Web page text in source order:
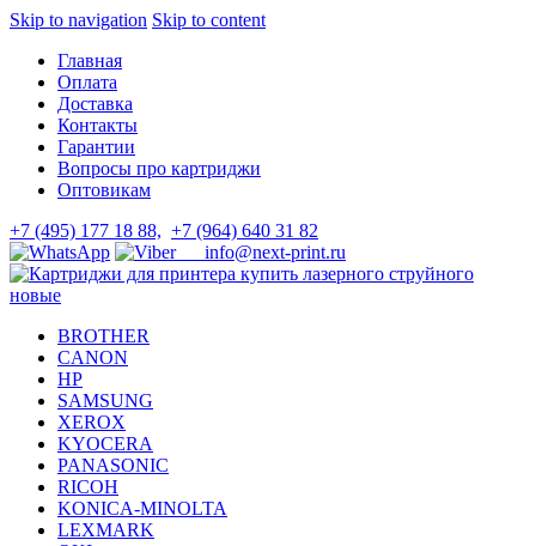
Skip to navigation Skip to content
Главная
Оплата
Доставка
Контакты
Гарантии
Вопросы про картриджи
Оптовикам
+7 (495) 177 18 88, +7 (964) 640 31 82
info@next-print.ru
BROTHER
CANON
HP
SAMSUNG
XEROX
KYOCERA
PANASONIC
RICOH
KONICA-MINOLTA
LEXMARK